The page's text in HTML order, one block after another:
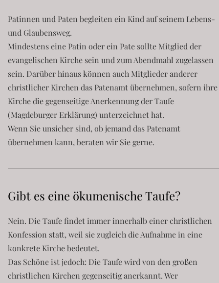
Patinnen und Paten begleiten ein Kind auf seinem Lebens-
und Glaubensweg.
Mindestens eine Patin oder ein Pate sollte Mitglied der
evangelischen Kirche sein und zum Abendmahl zugelassen
sein. Darüber hinaus können auch Mitglieder anderer
christlicher Kirchen das Patenamt übernehmen, sofern ihre
Kirche die gegenseitige Anerkennung der Taufe
(Magdeburger Erklärung) unterzeichnet hat.
Wenn Sie unsicher sind, ob jemand das Patenamt
übernehmen kann, beraten wir Sie gerne.
Gibt es eine ökumenische Taufe?
Nein. Die Taufe findet immer innerhalb einer christlichen
Konfession statt, weil sie zugleich die Aufnahme in eine
konkrete Kirche bedeutet.
Das Schöne ist jedoch: Die Taufe wird von den großen
christlichen Kirchen gegenseitig anerkannt. Wer